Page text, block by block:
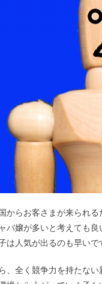
からお客さまが来られ
バ嬢が多いと考えても良
は人気が出るのも早い
、全く競争力を持たな